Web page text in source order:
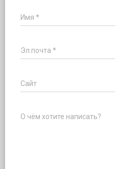
Имя *
Эл.почта *
Сайт
О чём хотите написать?